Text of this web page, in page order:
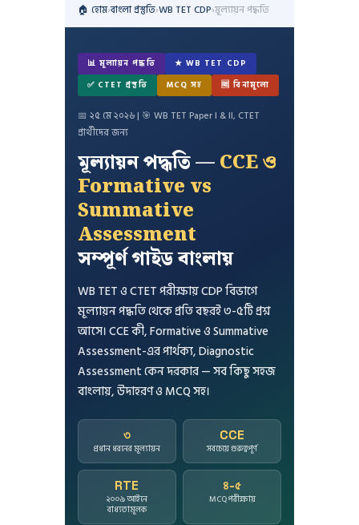
🏠 হোম›বাংলা প্রস্তুতি›WB TET CDP›মূল্যায়ন পদ্ধতি
📊 মূল্যায়ন পদ্ধতি
★ WB TET CDP
✅ CTET প্রস্তুতি
MCQ সহ 🆓 বিনামূল্যে
📅 ২৫ মে ২০২৬ | 🎯 WB TET Paper I & II, CTET
প্রার্থীদের জন্য
মূল্যায়ন পদ্ধতি —CCE ও
Formative vs
Summative
Assessment
সম্পূর্ণ গাইড বাংলায়
WB TET ও CTET পরীক্ষায় CDP বিভাগে
মূল্যায়ন পদ্ধতি থেকে প্রতি বছরই ৩-৫টি প্রশ্ন
আসে। CCE কী, Formative ও Summative
Assessment-এর পার্থক্য, Diagnostic
Assessment কেন দরকার — সব কিছু সহজ
বাংলায়, উদাহরণ ও MCQ সহ।
৩
প্রধান ধরনের মূল্যায়ন
CCE
সবচেয়ে গুরুত্বপূর্ণ
RTE
২০০৯ আইনে
বাধ্যতামূলক
৪-৫
MCQ পরীক্ষায়